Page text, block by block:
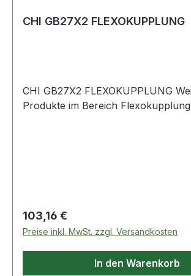
CHI GB27X2 FLEXOKUPPLUNG
CHI GB27X2 FLEXOKUPPLUNG Weitere
Produkte im Bereich Flexokupplung
Regulärer Preis:
103,16 €
Preise inkl. MwSt. zzgl. Versandkosten
In den Warenkorb